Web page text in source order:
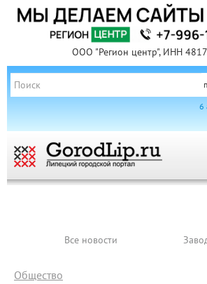
ООО "Регион центр", ИНН
6
Все новости
Общество